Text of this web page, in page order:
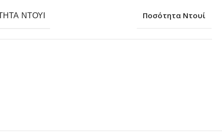
ΝΤΟΥΊ Ποσότητα Ντουί